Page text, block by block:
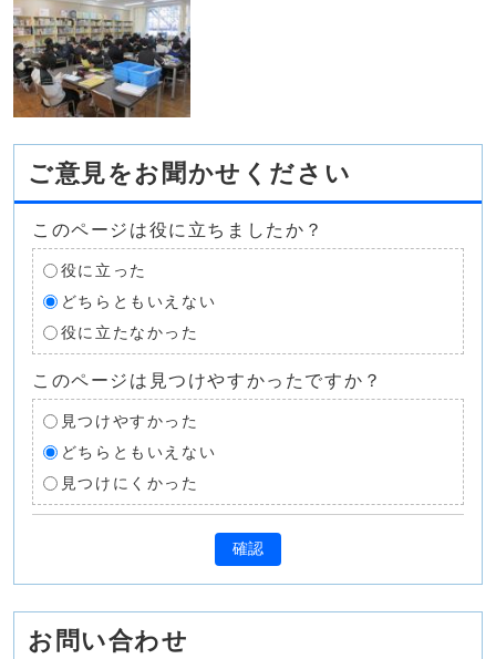
ご意見をお聞かせください
このページは役に立ちましたか？
役に立った
どちらともいえない
役に立たなかった
このページは見つけやすかったですか？
見つけやすかった
どちらともいえない
見つけにくかった
確認
お問い合わせ